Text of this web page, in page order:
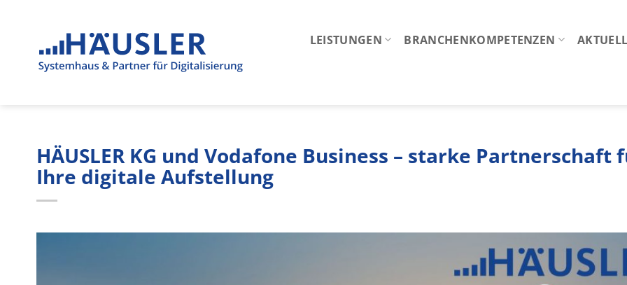
springen
LEISTUNGEN BRANCHENKOMPETENZEN
HÄUSLER KG und Vodafone Business – starke Partnerschaft
Ihre digitale Aufstellung